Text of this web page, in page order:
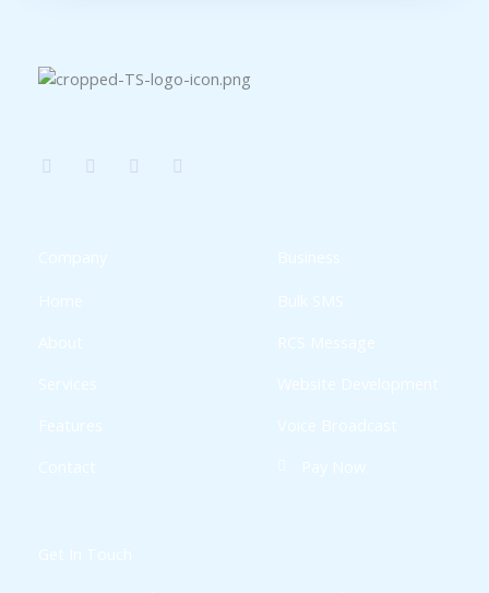
c
k
i s a
Company
Home
About
Services
Features
Contact
Business
Bulk SMS
RCS Message
Website Development
Voice Broadcast
Pay Now
Get In Touch